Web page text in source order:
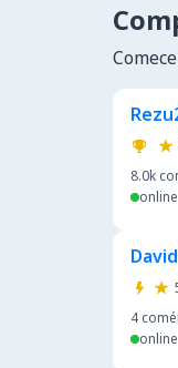
8.0k
online
4
online